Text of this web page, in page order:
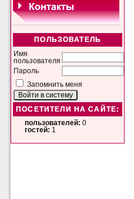
ПОЛЬЗОВАТЕЛЬ
Имя
пользователя
Пароль
Запомнить меня
ПОСЕТИТЕЛИ НА САЙТЕ:
пользователей: 0
гостей: 1